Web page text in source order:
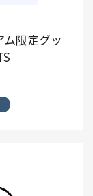
ム限定グッ